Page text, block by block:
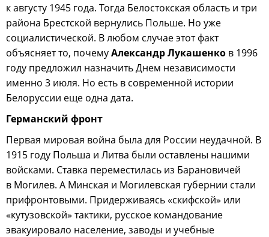
к августу 1945 года. Тогда Белостокская область и три
района Брестской вернулись Польше. Но уже
социалистической. В любом случае этот факт
объясняет то, почемуАлександр Лукашенко в 1996
году предложил назначить Днем независимости
именно 3 июля. Но есть в современной истории
Белоруссии еще одна дата.
Германский фронт
Первая мировая война была для России неудачной. В
1915 году Польша и Литва были оставлены нашими
войсками. Ставка переместилась из Барановичей
в Могилев. А Минская и Могилевская губернии стали
прифронтовыми. Придерживаясь «скифской» или
«кутузовской» тактики, русское командование
эвакуировало население, заводы и учебные